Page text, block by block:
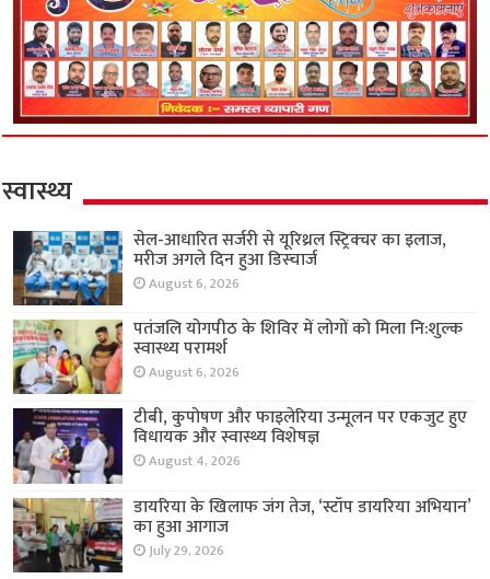
स्वास्थ्य
सेल-आधारित सर्जरी से यूरिथ्रल स्ट्रिक्चर का इलाज,
मरीज अगले दिन हुआ डिस्चार्ज
August 6, 2026
पतंजलि योगपीठ के शिविर में लोगों को मिला नि:शुल्क
स्वास्थ्य परामर्श
August 6, 2026
टीबी, कुपोषण और फाइलेरिया उन्मूलन पर एकजुट हुए
विधायक और स्वास्थ्य विशेषज्ञ
August 4, 2026
डायरिया के खिलाफ जंग तेज, ‘स्टॉप डायरिया अभियान’
का हुआ आगाज
July 29, 2026